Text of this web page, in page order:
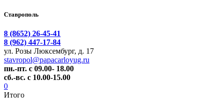
Ставрополь
8 (8652) 26-45-41
8 (962) 447-17-84
ул. Розы Люксембург, д. 17
stavropol@papacarloyug.ru
пн.-пт. с 09.00- 18.00
сб.-вс. с 10.00-15.00
0
Итого